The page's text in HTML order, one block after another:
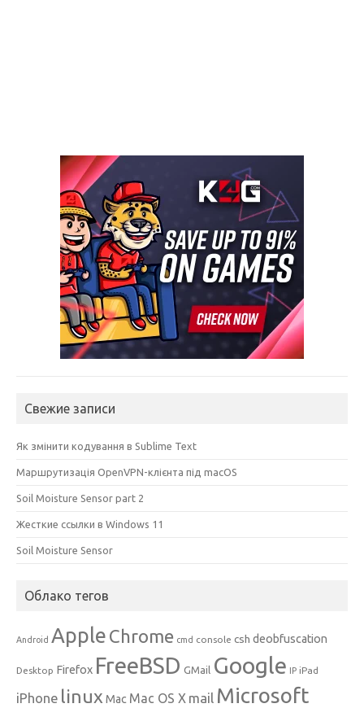
Свежие записи
Як змінити кодування в Sublime Text
Маршрутизація OpenVPN-клієнта під macOS
Soil Moisture Sensor part 2
Жесткие ссылки в Windows 11
Soil Moisture Sensor
Облако тегов
Android Apple Chrome cmd console csh deobfuscation
Desktop Firefox FreeBSD GMail Google IP iPad
iPhone linux Mac Mac OS X mail Microsoft